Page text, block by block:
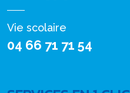
Vie scolaire
04 66 71 71 54